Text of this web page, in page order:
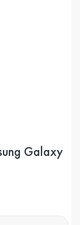
Galaxy